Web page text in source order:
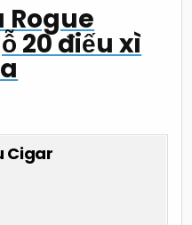
Rogue
20 điếu xì
Cigar